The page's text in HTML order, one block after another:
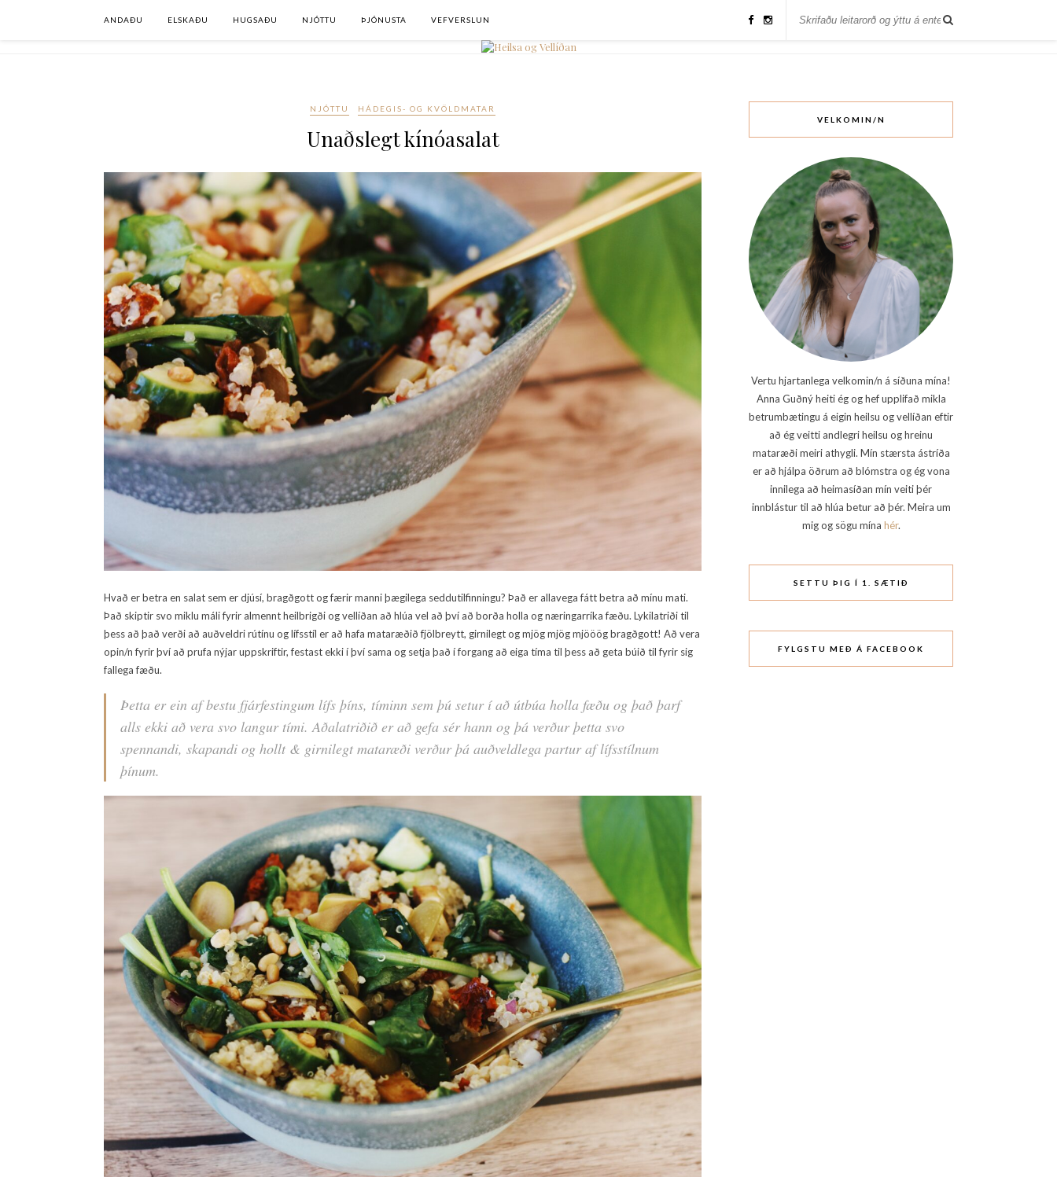
ANDAÐU ELSKAÐU HUGSAÐU NJÓTTU ÞJÓNUSTA VEFVERSLUN
NJÓTTU HÁDEGIS- OG KVÖLDMATAR
Unaðslegt kínóasalat
Hvað er betra en salat sem er djúsí, bragðgott og færir manni þægilega seddutilfinningu? Það er allavega fátt betra að mínu mati.
Það skiptir svo miklu máli fyrir almennt heilbrigði og vellíðan að hlúa vel að því að borða holla og næringarríka fæðu. Lykilatriði til
þess að það verði að auðveldri rútínu og lífsstíl er að hafa mataræðið fjölbreytt, girnilegt og mjög mjög mjööög bragðgott! Að vera
opin/n fyrir því að prufa nýjar uppskriftir, festast ekki í því sama og setja það í forgang að eiga tíma til þess að geta búið til fyrir sig
fallega fæðu.
Þetta er ein af bestu fjárfestingum lífs þíns, tíminn sem þú setur í að útbúa holla fæðu og það þarf
alls ekki að vera svo langur tími. Aðalatriðið er að gefa sér hann og þá verður þetta svo
spennandi, skapandi og hollt & girnilegt mataræði verður þá auðveldlega partur af lífsstílnum
þínum.
VELKOMIN/N
Vertu hjartanlega velkomin/n á síðuna mína!
Anna Guðný heiti ég og hef upplifað mikla
betrumbætingu á eigin heilsu og vellíðan eftir
að ég veitti andlegri heilsu og hreinu
mataræði meiri athygli. Mín stærsta ástríða
er að hjálpa öðrum að blómstra og ég vona
innilega að heimasíðan mín veiti þér
innblástur til að hlúa betur að þér. Meira um
mig og sögu mína hér.
SETTU ÞIG Í 1. SÆTIÐ
FYLGSTU MEÐ Á FACEBOOK